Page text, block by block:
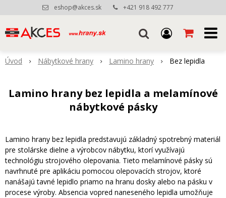
eshop@akces.sk +421 918 492 777
Úvod Nábytkové hrany Lamino hrany Bez lepidla
Lamino hrany bez lepidla a melamínové
nábytkové pásky
Lamino hrany bez lepidla predstavujú základný spotrebný materiál
pre stolárske dielne a výrobcov nábytku, ktorí využívajú
technológiu strojového olepovania. Tieto melamínové pásky sú
navrhnuté pre aplikáciu pomocou olepovacích strojov, ktoré
nanášajú tavné lepidlo priamo na hranu dosky alebo na pásku v
procese výroby. Absencia vopred naneseného lepidla umožňuje